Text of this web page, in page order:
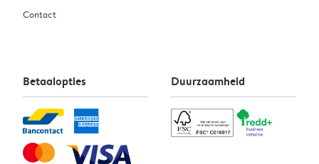
Contact
Betaalopties Duurzaamheid